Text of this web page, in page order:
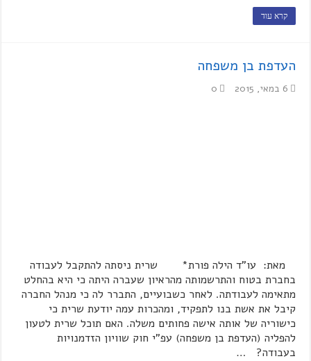
קרא עוד
העדפת בן משפחה
6 במאי, 2015 0
מאת: עו"ד הילה פורת* שרית ניסתה להתקבל לעבודה
בחברת בטוח והתרשמותה מהראיון שעברה היתה כי היא בהחלט
מתאימה לעבודתה. לאחר כשבועיים, התברר לה כי מנהל החברה
קיבל את אשת בנו לתפקיד, ומהכרות עמה יודעת שרית כי
כישוריה של אותה אישה פחותים משלה. האם תוכל שרית לטעון
להפליה (העדפת בן משפחה) עפ"י חוק שוויון הזדמנויות
בעבודה? …